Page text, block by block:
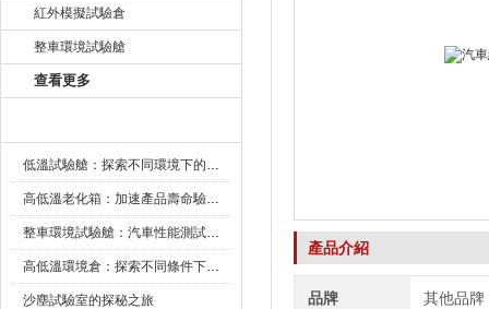
紅外模擬試驗倉
整車環境試驗艙
查看更多
低溫試驗艙：探索不同環境下的科技邊界
高低溫老化箱：加速產品壽命驗證的可靠夥伴
整車環境試驗艙：汽車性能測試的設備
高低溫環境倉：探索不同條件下的科學奧秘
沙塵試驗室的探秘之旅
產品介紹
品牌 其他品牌